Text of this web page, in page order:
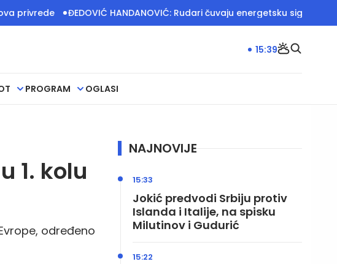
ĐEDOVIĆ HANDANOVIĆ: Rudari čuvaju energetsku sigurnost Srbije
PROGRAM OGLASI
15:39
1. kolu
određeno
NAJNOVIJE
Jokić predvodi Srbiju protiv
Islanda i Italije, na spisku
Milutinov i Gudurić
15:33
15:22